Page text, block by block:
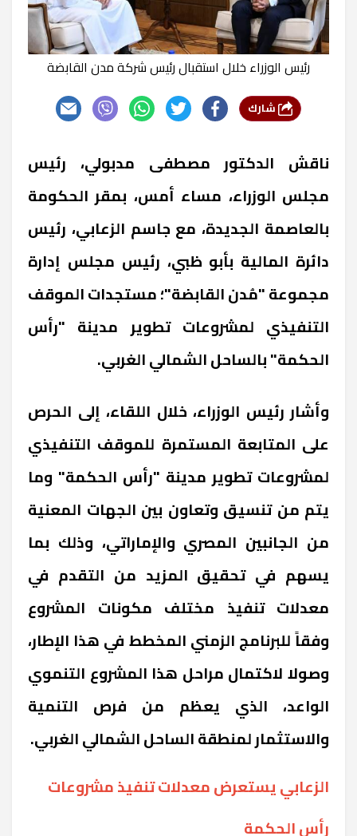
رئيس الوزراء خلال استقبال رئيس شركة مدن القابضة
ناقش الدكتور مصطفى مدبولي، رئيس
مجلس الوزراء، مساء أمس، بمقر الحكومة
بالعاصمة الجديدة، مع جاسم الزعابي، رئيس
دائرة المالية بأبو ظبي، رئيس مجلس إدارة
مجموعة "مُدن القابضة"؛ مستجدات الموقف
التنفيذي لمشروعات تطوير مدينة "رأس
الحكمة" بالساحل الشمالي الغربي.
وأشار رئيس الوزراء، خلال اللقاء، إلى الحرص
على المتابعة المستمرة للموقف التنفيذي
لمشروعات تطوير مدينة "رأس الحكمة" وما
يتم من تنسيق وتعاون بين الجهات المعنية
من الجانبين المصري والإماراتي، وذلك بما
يسهم في تحقيق المزيد من التقدم في
معدلات تنفيذ مختلف مكونات المشروع
وفقاً للبرنامج الزمني المخطط في هذا الإطار،
وصولا لاكتمال مراحل هذا المشروع التنموي
الواعد، الذي يعظم من فرص التنمية
والاستثمار لمنطقة الساحل الشمالي الغربي.
الزعابي يستعرض معدلات تنفيذ مشروعات
رأس الحكمة